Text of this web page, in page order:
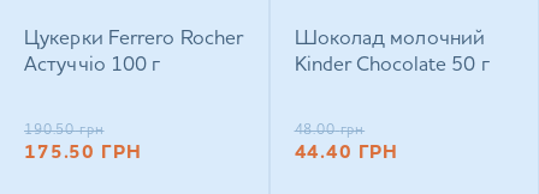
Цукерки Ferrero Rocher
Астуччіо 100 г
190.50 грн
175.50 ГРН
Шоколад молочний
Kinder Chocolate 50 г
48.00 грн
44.40 ГРН